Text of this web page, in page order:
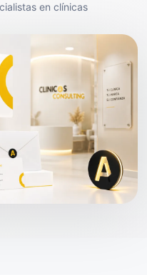
en clínicas